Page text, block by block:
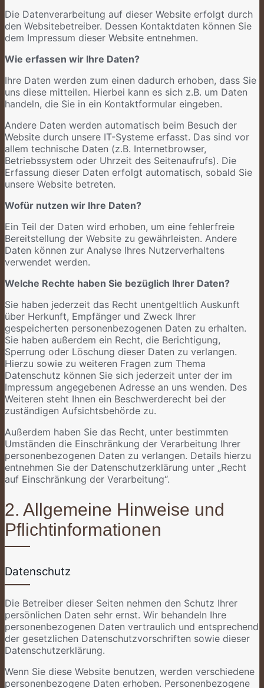
Die Datenverarbeitung auf dieser Website erfolgt durch
den Websitebetreiber. Dessen Kontaktdaten können Sie
dem Impressum dieser Website entnehmen.
Wie erfassen wir Ihre Daten?
Ihre Daten werden zum einen dadurch erhoben, dass Sie
uns diese mitteilen. Hierbei kann es sich z.B. um Daten
handeln, die Sie in ein Kontaktformular eingeben.
Andere Daten werden automatisch beim Besuch der
Website durch unsere IT-Systeme erfasst. Das sind vor
allem technische Daten (z.B. Internetbrowser,
Betriebssystem oder Uhrzeit des Seitenaufrufs). Die
Erfassung dieser Daten erfolgt automatisch, sobald Sie
unsere Website betreten.
Wofür nutzen wir Ihre Daten?
Ein Teil der Daten wird erhoben, um eine fehlerfreie
Bereitstellung der Website zu gewährleisten. Andere
Daten können zur Analyse Ihres Nutzerverhaltens
verwendet werden.
Welche Rechte haben Sie bezüglich Ihrer Daten?
Sie haben jederzeit das Recht unentgeltlich Auskunft
über Herkunft, Empfänger und Zweck Ihrer
gespeicherten personenbezogenen Daten zu erhalten.
Sie haben außerdem ein Recht, die Berichtigung,
Sperrung oder Löschung dieser Daten zu verlangen.
Hierzu sowie zu weiteren Fragen zum Thema
Datenschutz können Sie sich jederzeit unter der im
Impressum angegebenen Adresse an uns wenden. Des
Weiteren steht Ihnen ein Beschwerderecht bei der
zuständigen Aufsichtsbehörde zu.
Außerdem haben Sie das Recht, unter bestimmten
Umständen die Einschränkung der Verarbeitung Ihrer
personenbezogenen Daten zu verlangen. Details hierzu
entnehmen Sie der Datenschutzerklärung unter „Recht
auf Einschränkung der Verarbeitung“.
2. Allgemeine Hinweise und
Pflichtinformationen
Datenschutz
Die Betreiber dieser Seiten nehmen den Schutz Ihrer
persönlichen Daten sehr ernst. Wir behandeln Ihre
personenbezogenen Daten vertraulich und entsprechend
der gesetzlichen Datenschutzvorschriften sowie dieser
Datenschutzerklärung.
Wenn Sie diese Website benutzen, werden verschiedene
personenbezogene Daten erhoben. Personenbezogene